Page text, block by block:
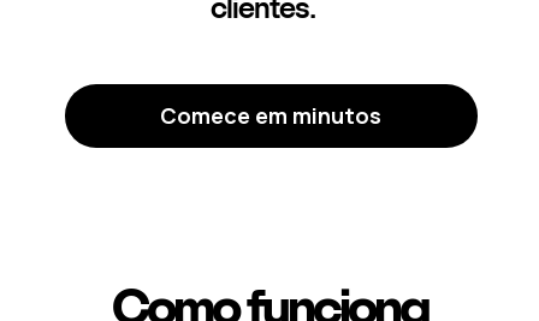
clientes.
Comece em minutos
Como funciona